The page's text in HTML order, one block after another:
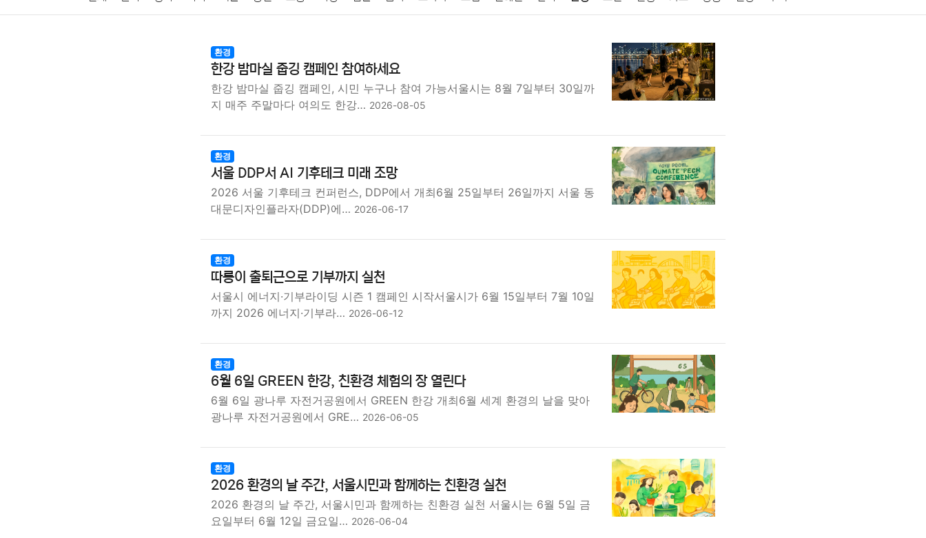
기술 종교 사회 정치 건강 의료 교육 교통 생활 기타
환경
한강 밤마실 줍깅 캠페인 참여하세요
한강 밤마실 줍깅 캠페인, 시민 누구나 참여 가능서울시는 8월 7일부터 30일까
지 매주 주말마다 여의도 한강… 2026-08-05
환경
서울 DDP서 AI 기후테크 미래 조망
2026 서울 기후테크 컨퍼런스, DDP에서 개최6월 25일부터 26일까지 서울 동
대문디자인플라자(DDP)에… 2026-06-17
환경
따릉이 출퇴근으로 기부까지 실천
서울시 에너지·기부라이딩 시즌 1 캠페인 시작서울시가 6월 15일부터 7월 10일
까지 2026 에너지·기부라… 2026-06-12
환경
6월 6일 GREEN 한강, 친환경 체험의 장 열린다
6월 6일 광나루 자전거공원에서 GREEN 한강 개최6월 세계 환경의 날을 맞아
광나루 자전거공원에서 GRE… 2026-06-05
환경
2026 환경의 날 주간, 서울시민과 함께하는 친환경 실천
2026 환경의 날 주간, 서울시민과 함께하는 친환경 실천 서울시는 6월 5일 금
요일부터 6월 12일 금요일… 2026-06-04